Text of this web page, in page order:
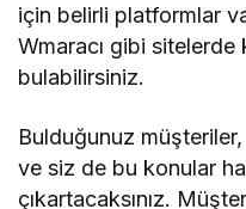
için belirli platformlar
Wmaracı gibi
bulabilirsiniz.
Bulduğunuz
ve siz de bu konular
çıkartacaksınız.